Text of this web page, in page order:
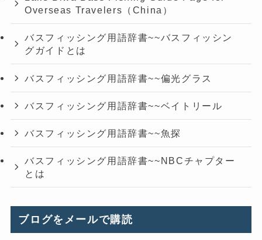
Overseas Travelers（China）
バスフィッシング用語辞書~~バスフィッシン
グガイドとは
バスフィッシング用語辞書~~偏光グラス
バスフィッシング用語辞書~~ベイトリール
バスフィッシング用語辞書~~魚探
バスフィッシング用語辞書~~NBCチャプター
とは
ブログをメールで購読